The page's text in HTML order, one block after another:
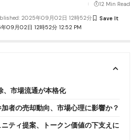
09月02日 12時52分 12:52 PM
2025年09月02日 12時52分
12 Min Read
、市場流通が本格化
者の売却動向、市場心理に影響か？
ティ提案、トークン価値の下支えに